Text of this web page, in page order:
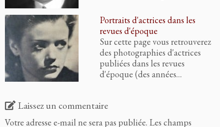
Portraits d'actrices dans les
revues d'époque
Sur cette page vous retrouverez
des photographies d'actrices
publiées dans les revues
d'époque (des années…
Laissez un commentaire
Votre adresse e-mail ne sera pas publiée. Les champs